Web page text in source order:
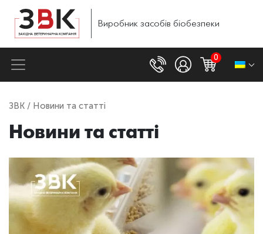
Виробник засобів біобезпеки
0
ЗВК / Новини та статті
Новини та статті